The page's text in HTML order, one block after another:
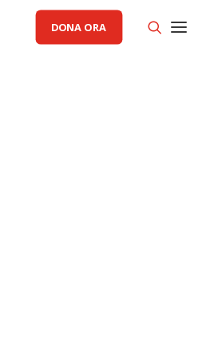
DONA ORA
PROGRAMMA
UNA
UN NUOVO
DRUG
– AI FINI DI
ACCELERATA
(SRP-4053) NEI